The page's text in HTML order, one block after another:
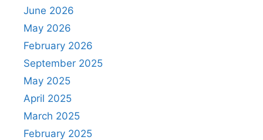
June 2026
May 2026
February 2026
September 2025
May 2025
April 2025
March 2025
February 2025